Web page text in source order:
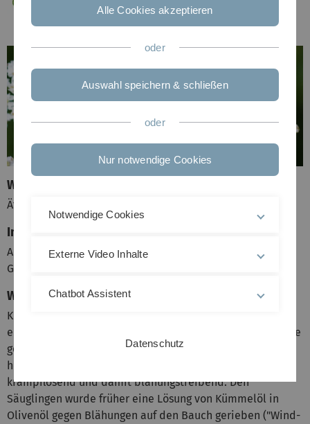
Wirk- und Inhaltsstoffe
Ätherisches Öl
Innerliche Anwendung
Appetitlosigkeit, Verdauungsstörungen,
Gallenbeschwerden
Wissenswertes
Kümmelfrüchte werden in unserer Küche oft als Gewürz
eingesetzt. Die Früchte werden vor der vollständigen Reife
geerntet, da dann der Gehalt an ätherischem Öl am
höchsten ist. Im Magen-Darm-Trakt wirkt Kümmel
krampflösend und damit blähungstreibend. Den
Säuglingen wurde früher eine Lösung von Kümmelöl in
Olivenöl gegen Blähungen auf den Bauch gerieben ("Wind-
Alle Cookies akzeptieren
oder
Auswahl speichern & schließen
oder
Nur notwendige Cookies
Notwendige Cookies
Externe Video Inhalte
Chatbot Assistent
Datenschutz